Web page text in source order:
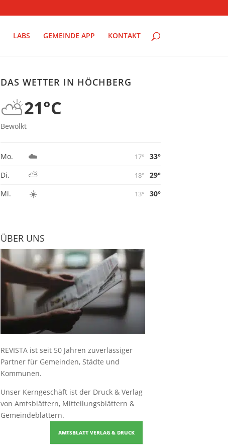
LABS GEMEINDE APP KONTAKT
DAS WETTER IN HÖCHBERG
⛅21°C
Bewölkt
Mo. ☁️ 17°
33°
Di.
⛅ 18°
29°
Mi.
☀️ 13° 30°
ÜBER UNS
REVISTA ist seit 50 Jahren zuverlässiger
Partner für Gemeinden, Städte und
Kommunen.
Unser Kerngeschäft ist der Druck & Verlag
von Amtsblättern, Mitteilungsblättern &
Gemeindeblättern.
AMTSBLATT VERLAG & DRUCK